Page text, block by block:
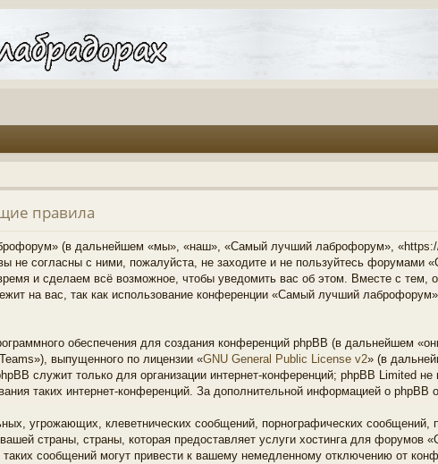
правила
(в дальнейшем «мы», «наш», «Самый лучший лаброфорум», «https://
не согласны с ними, пожалуйста, не заходите и не пользуйтесь
и сделаем всё возможное, чтобы уведомить вас об этом. Вместе с тем,
на вас, так как использование конференции «Самый лучший
обеспечения для создания конференций phpBB (в дальнейшем
выпущенного по лицензии «GNU General Public License v2» (в
служит только для организации интернет-конференций; phpBB Limited не
таких интернет-конференций. За дополнительной информацией о phpBB
угрожающих, клеветнических сообщений, порнографических сообщений,
страны, страны, которая предоставляет услуги хостинга для
сообщений могут привести к вашему немедленному отключению от